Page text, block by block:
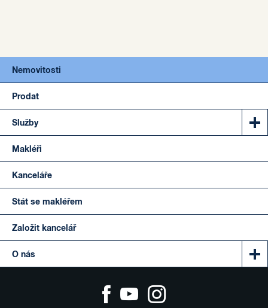
Nemovitosti
Prodat
Služby
Makléři
Kanceláře
Stát se makléřem
Založit kancelář
O nás